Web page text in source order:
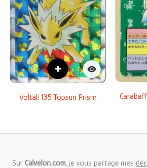
+
Voltali 135 Topsun Prism
Sur Calvelon.com , je vous partage mes